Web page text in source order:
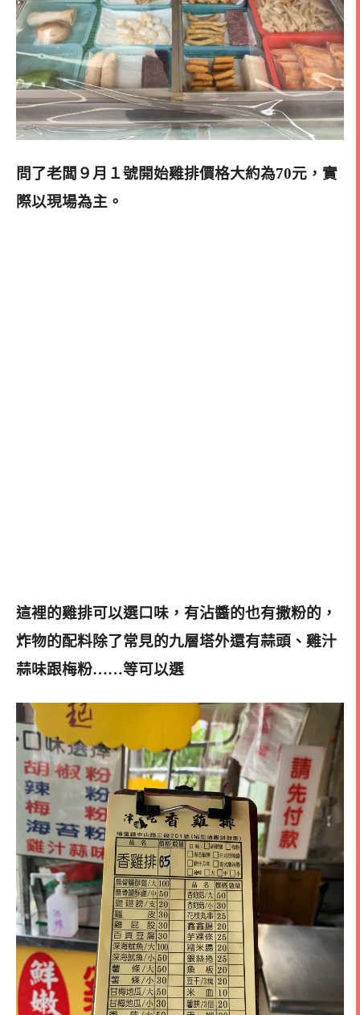
問了老闆９月１號開始雞排價格大約為70元，實
際以現場為主。
這裡的雞排可以選口味，有沾醬的也有撒粉的，
炸物的配料除了常見的九層塔外還有蒜頭、雞汁
蒜味跟梅粉……等可以選